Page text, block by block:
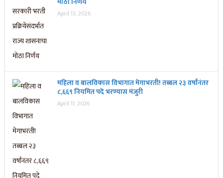
April 13, 2026
महिला व बालविकास विभागात मेगाभरती! तब्बल २३ वर्षांनंतर
८,६६९ नियमित पदे भरण्यास मंजुरी
April 11, 2026